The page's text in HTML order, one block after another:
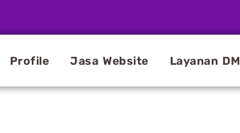
Profile Jasa Website Layanan DM